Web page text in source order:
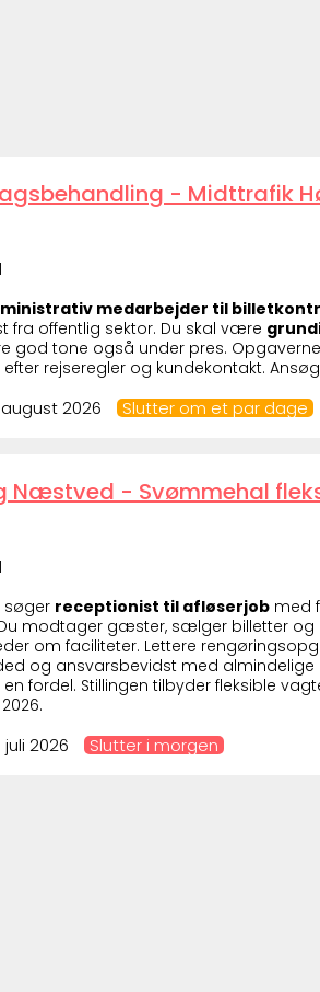
- Midttrafik
medarbejder til
fra offentlig sektor. Du skal være
god tone også under pres.
rejseregler og kundekontakt.
2026 Slutter om et par dage
Næstved - Svømmehal
søger receptionist til afløserjob med
modtager gæster, sælger billetter og
om faciliteter. Lettere
og ansvarsbevidst med almindelige
fordel. Stillingen tilbyder fleksible
2026 Slutter i morgen